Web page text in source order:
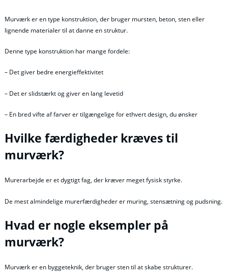
Murværk er en type konstruktion, der bruger mursten, beton, sten eller
lignende materialer til at danne en struktur.
Denne type konstruktion har mange fordele:
– Det giver bedre energieffektivitet
– Det er slidstærkt og giver en lang levetid
– En bred vifte af farver er tilgængelige for ethvert design, du ønsker
Hvilke færdigheder kræves til
murværk?
Murerarbejde er et dygtigt fag, der kræver meget fysisk styrke.
De mest almindelige murerfærdigheder er muring, stensætning og pudsning.
Hvad er nogle eksempler på
murværk?
Murværk er en byggeteknik, der bruger sten til at skabe strukturer.